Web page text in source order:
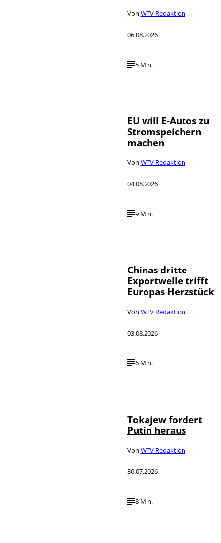
Von WTV Redaktion
06.08.2026
5 Min.
EU will E-Autos zu
Stromspeichern
machen
Von WTV Redaktion
04.08.2026
9 Min.
Chinas dritte
Exportwelle trifft
Europas Herzstück
Von WTV Redaktion
03.08.2026
6 Min.
Tokajew fordert
Putin heraus
Von WTV Redaktion
30.07.2026
8 Min.